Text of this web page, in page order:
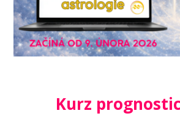
Kurz